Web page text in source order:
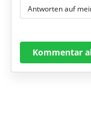
Antworten auf
Kommentar